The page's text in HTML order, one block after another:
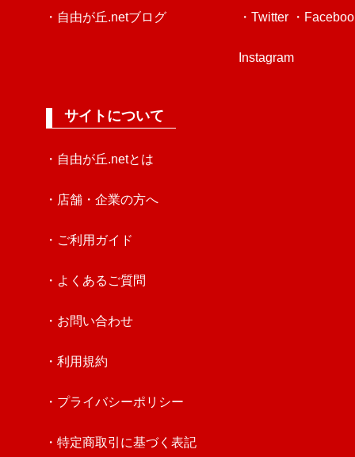
・自由が丘.netブログ ・Twitter ・
Instagram
サイトについて
・自由が丘.netとは
・店舗・企業の方へ
・ご利用ガイド
・よくあるご質問
・お問い合わせ
・利用規約
・プライバシーポリシー
・特定商取引に基づく表記